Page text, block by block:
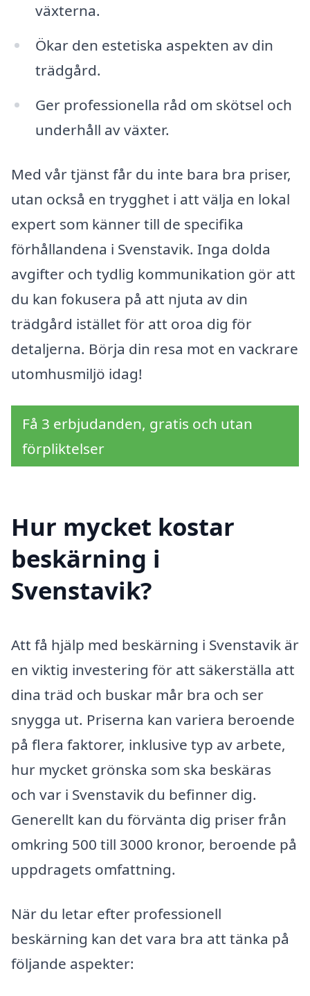
växterna.
Ökar den estetiska aspekten av din
trädgård.
Ger professionella råd om skötsel och
underhåll av växter.
Med vår tjänst får du inte bara bra priser,
utan också en trygghet i att välja en lokal
expert som känner till de specifika
förhållandena i Svenstavik. Inga dolda
avgifter och tydlig kommunikation gör att
du kan fokusera på att njuta av din
trädgård istället för att oroa dig för
detaljerna. Börja din resa mot en vackrare
utomhusmiljö idag!
Få 3 erbjudanden, gratis och utan
förpliktelser
Hur mycket kostar
beskärning i
Svenstavik?
Att få hjälp med beskärning i Svenstavik är
en viktig investering för att säkerställa att
dina träd och buskar mår bra och ser
snygga ut. Priserna kan variera beroende
på flera faktorer, inklusive typ av arbete,
hur mycket grönska som ska beskäras
och var i Svenstavik du befinner dig.
Generellt kan du förvänta dig priser från
omkring 500 till 3000 kronor, beroende på
uppdragets omfattning.
När du letar efter professionell
beskärning kan det vara bra att tänka på
följande aspekter: